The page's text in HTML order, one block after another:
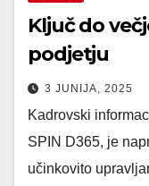
Ključ do
podjetju
3 JUNIJA, 2025
Kadrovski
SPIN D365, je
učinkovito